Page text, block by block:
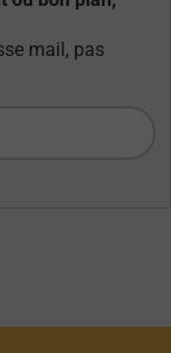
mail, pas